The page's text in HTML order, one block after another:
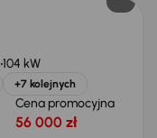
104 kW
+7 kolejnych
Cena promocyjna
56 000 zł